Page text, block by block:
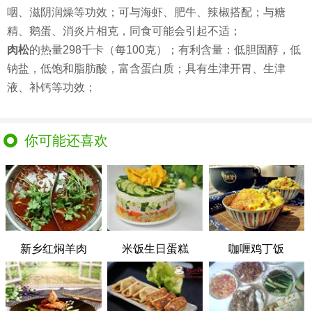
咽、滋阴润燥等功效；可与海虾、肥牛、辣椒搭配；与糖
精、鹅蛋、消炎片相克，同食可能会引起不适；
肉松的热量298千卡（每100克）；有利含量：低胆固醇，低
钠盐，低饱和脂肪酸，富含蛋白质；具有生津开胃、生津
液、补钙等功效；
你可能还喜欢
新乡红焖羊肉 米饭生日蛋糕 咖喱鸡丁饭